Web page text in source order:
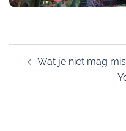
Post
navigation
Wat je niet mag